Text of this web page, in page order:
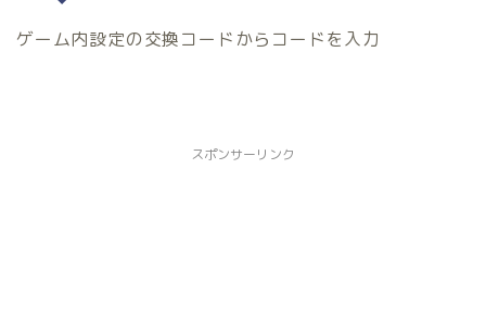
ゲーム内設定の交換コードからコードを入力
スポンサーリンク